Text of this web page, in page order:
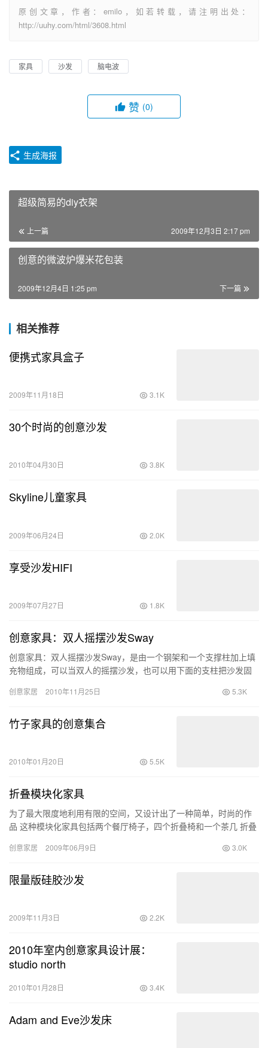
原创文章，作者：emilo，如若转载，请注明出处：
http://uuhy.com/html/3608.html
家具 沙发 脑电波
赞 (0)
生成海报
超级简易的diy衣架
上一篇 2009年12月3日 2:17 pm
创意的微波炉爆米花包装
下一篇
2009年12月4日 1:25 pm
相关推荐
便携式家具盒子
2009年11月18日 3.1K
30个时尚的创意沙发
2010年04月30日 3.8K
Skyline儿童家具
2009年06月24日 2.0K
享受沙发HIFI
2009年07月27日 1.8K
创意家具：双人摇摆沙发Sway
创意家具：双人摇摆沙发Sway，是由一个钢架和一个支撑柱加上填
充物组成，可以当双人的摇摆沙发，也可以用下面的支柱把沙发固
创意家居 2010年11月25日 5.3K
竹子家具的创意集合
2010年01月20日 5.5K
折叠模块化家具
为了最大限度地利用有限的空间，又设计出了一种简单，时尚的作
品 这种模块化家具包括两个餐厅椅子，四个折叠椅和一个茶几 折叠
创意家居 2009年06月9日 3.0K
限量版硅胶沙发
2009年11月3日 2.2K
2010年室内创意家具设计展：
studio north
2010年01月28日 3.4K
Adam and Eve沙发床